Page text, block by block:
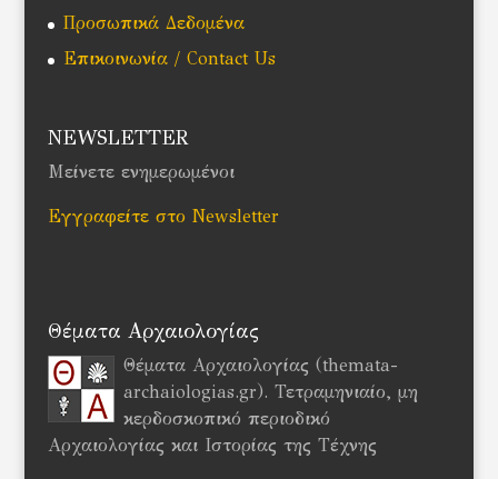
Προσωπικά Δεδομένα
Επικοινωνία / Contact Us
NEWSLETTER
Μείνετε ενημερωμένοι
Εγγραφείτε στο Newsletter
Θέματα Αρχαιολογίας
Θέματα Αρχαιολογίας (themata-
archaiologias.gr). Τετραμηνιαίο, μη
κερδοσκοπικό περιοδικό
Αρχαιολογίας και Ιστορίας της Τέχνης